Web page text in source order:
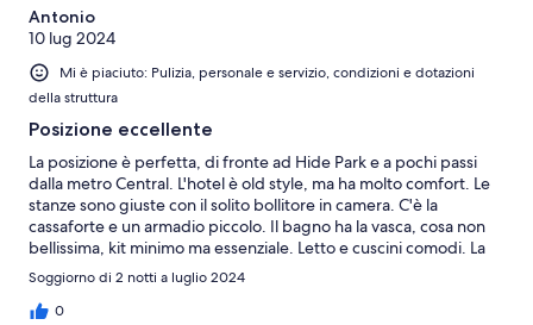
Antonio
10 lug 2024
Mi è piaciuto: Pulizia, personale e servizio, condizioni e dotazioni
della struttura
Posizione eccellente
La posizione è perfetta, di fronte ad Hide Park e a pochi passi
dalla metro Central. L'hotel è old style, ma ha molto comfort. Le
stanze sono giuste con il solito bollitore in camera. C'è la
cassaforte e un armadio piccolo. Il bagno ha la vasca, cosa non
bellissima, kit minimo ma essenziale. Letto e cuscini comodi. La
TV purtroppo non si vedeva bene, forse problema di antenna.
La colazione è buona. C'è la tipica English breakfast con buoni
fagioli e salsicce. Poco dolce, solo cornetto e pastries. Personale
Soggiorno di 2 notti a luglio 2024
0